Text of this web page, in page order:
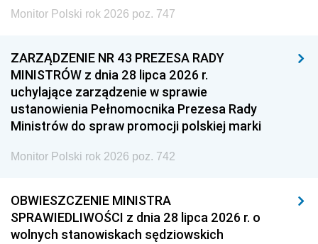
Monitor Polski rok 2026 poz. 747
ZARZĄDZENIE NR 43 PREZESA RADY
MINISTRÓW z dnia 28 lipca 2026 r.
uchylające zarządzenie w sprawie
ustanowienia Pełnomocnika Prezesa Rady
Ministrów do spraw promocji polskiej marki
Monitor Polski rok 2026 poz. 742
OBWIESZCZENIE MINISTRA
SPRAWIEDLIWOŚCI z dnia 28 lipca 2026 r. o
wolnych stanowiskach sędziowskich